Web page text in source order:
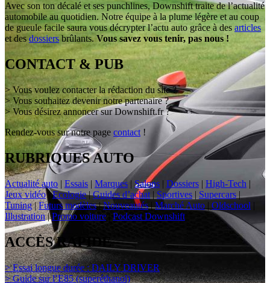
Avec son ton décalé et ses punchlines, Downshift traite de l’actualité
automobile au quotidien. Notre équipe à la plume légère et au coup
de gueule facile saura vous décrypter l’actu auto grâce à des articles
et des dossiers brûlants. Vous savez vous tenir, pas nous !
CONTACT & PUB
> Vous voulez contacter la rédaction du site ?
> Vous souhaitez devenir notre partenaire ?
> Vous désirez annoncer sur Downshift.fr ?
Rendez-vous sur notre page contact !
RUBRIQUES AUTO
Actualité auto | Essais | Marques |Salons | Dossiers | High-Tech |
Jeux vidéo|Ecologie|Guides d’achat | Sportives | Supercars |
Tuning|Futurs modèles|Nouveautés|Marché Auto | Oldschool |
Illustration|Promo voiture Podcast Downshift
ACCÈS RAPIDE
> Essai longue durée : DAILY DRIVER
> Guide sur l’E85 (superéthanol)